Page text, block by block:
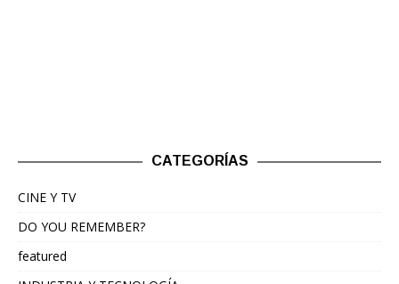
CATEGORÍAS
CINE Y TV
DO YOU REMEMBER?
featured